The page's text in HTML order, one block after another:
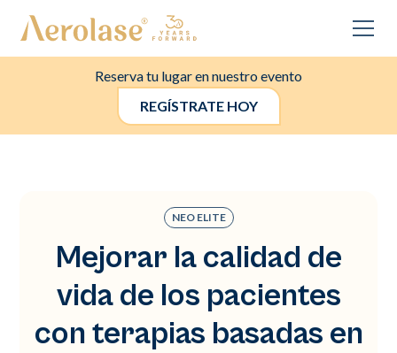
Reserva tu lugar en nuestro evento
REGÍSTRATE HOY
NEO ELITE
Mejorar la calidad de
vida de los pacientes
con terapias basadas en